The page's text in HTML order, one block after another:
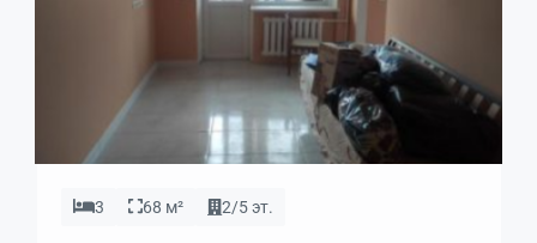
3 68 м² 2/5 эт.